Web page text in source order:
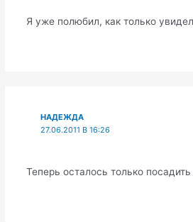
Я уже полюбил, как только
НАДЕЖДА
27.06.2011 В 16:26
Теперь осталось только